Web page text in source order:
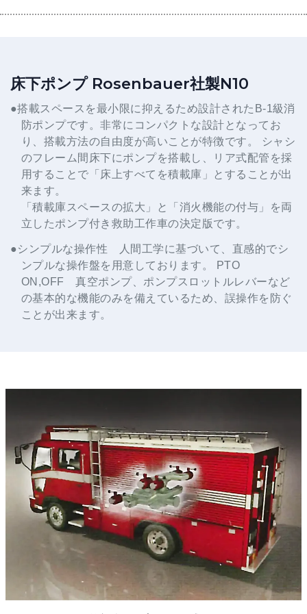
床下ポンプ Rosenbauer社製N10
●搭載スペースを最小限に抑えるため設計されたB-1級消
防ポンプです。非常にコンパクトな設計となってお
り、搭載方法の自由度が高いことが特徴です。 シャシ
のフレーム間床下にポンプを搭載し、リア式配管を採
用することで「床上すべてを積載庫」とすることが出
来ます。
「積載庫スペースの拡大」と「消火機能の付与」を両
立したポンプ付き救助工作車の決定版です。
●シンプルな操作性 人間工学に基づいて、直感的でシ
ンプルな操作盤を用意しております。 PTO
ON,OFF 真空ポンプ、ポンプスロットルレバーなど
の基本的な機能のみを備えているため、誤操作を防ぐ
ことが出来ます。